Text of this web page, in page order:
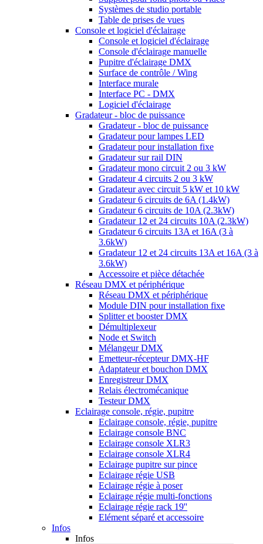
Systèmes de studio portable
Table de prises de vues
Console et logiciel d'éclairage
Console et logiciel d'éclairage
Console d'éclairage manuelle
Pupitre d'éclairage DMX
Surface de contrôle / Wing
Interface murale
Interface PC - DMX
Logiciel d'éclairage
Gradateur - bloc de puissance
Gradateur - bloc de puissance
Gradateur pour lampes LED
Gradateur pour installation fixe
Gradateur sur rail DIN
Gradateur mono circuit 2 ou 3 kW
Gradateur 4 circuits 2 ou 3 kW
Gradateur avec circuit 5 kW et 10 kW
Gradateur 6 circuits de 6A (1.4kW)
Gradateur 6 circuits de 10A (2.3kW)
Gradateur 12 et 24 circuits 10A (2.3kW)
Gradateur 6 circuits 13A et 16A (3 à
3.6kW)
Gradateur 12 et 24 circuits 13A et 16A (3 à
3.6kW)
Accessoire et pièce détachée
Réseau DMX et périphérique
Réseau DMX et périphérique
Module DIN pour installation fixe
Splitter et booster DMX
Démultiplexeur
Node et Switch
Mélangeur DMX
Emetteur-récepteur DMX-HF
Adaptateur et bouchon DMX
Enregistreur DMX
Relais électromécanique
Testeur DMX
Eclairage console, régie, pupitre
Eclairage console, régie, pupitre
Eclairage console BNC
Eclairage console XLR3
Eclairage console XLR4
Eclairage pupitre sur pince
Eclairage régie USB
Eclairage régie à poser
Eclairage régie multi-fonctions
Eclairage régie rack 19''
Elément séparé et accessoire
Infos
Infos